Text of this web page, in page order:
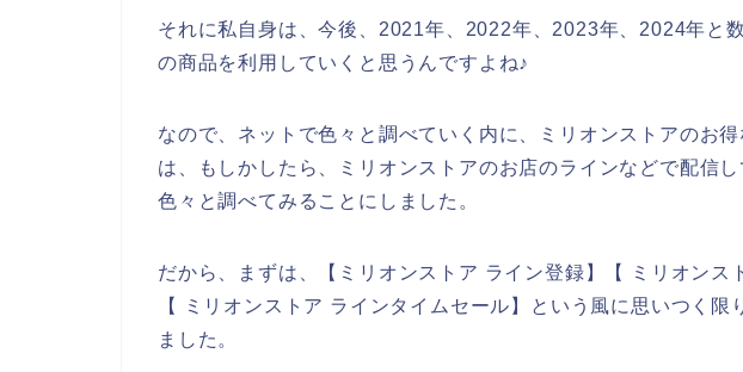
それに私自身は、今後、2021年、2022年、2023年、2024年と
の商品を利用していくと思うんですよね♪
なので、ネットで色々と調べていく内に、ミリオンストアのお
は、もしかしたら、ミリオンストアのお店のラインなどで配信
色々と調べてみることにしました。
だから、まずは、【ミリオンストア ライン登録】【 ミリオンス
【 ミリオンストア ラインタイムセール】という風に思いつく限
ました。